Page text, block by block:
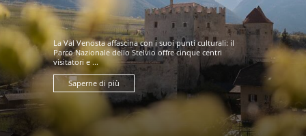
La Val Venosta affascina con i suoi punti culturali: il
Parco Nazionale dello Stelvio offre cinque centri
visitatori e ...
Saperne di più